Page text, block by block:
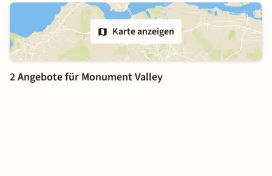
Karte anzeigen
2 Angebote für Monument Valley